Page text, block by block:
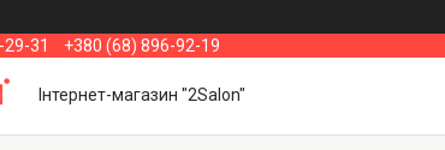
31 +380 (68) 896-92-19
Інтернет-магазин "2Salon"